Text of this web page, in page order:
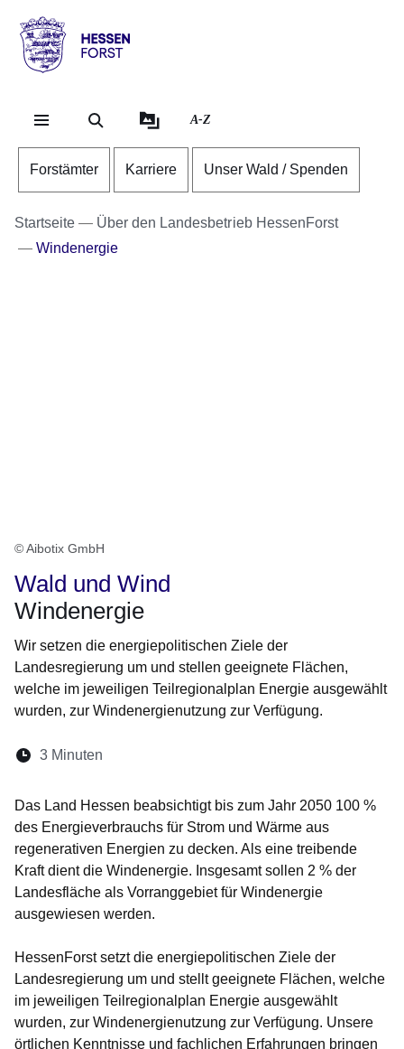
Hessen
Forst
A-Z
Forstämter Karriere Unser Wald / Spenden
Startseite
Über den Landesbetrieb HessenForst
Windenergie
© Aibotix GmbH
Wald und Wind
Windenergie
Wir setzen die energiepolitischen Ziele der
Landesregierung um und stellen geeignete Flächen,
welche im jeweiligen Teilregionalplan Energie ausgewählt
wurden, zur Windenergienutzung zur Verfügung.
Lesedauer:
3 Minuten
Das Land Hessen beabsichtigt bis zum Jahr 2050 100 %
des Energieverbrauchs für Strom und Wärme aus
regenerativen Energien zu decken. Als eine treibende
Kraft dient die Windenergie. Insgesamt sollen 2 % der
Landesfläche als Vorranggebiet für Windenergie
ausgewiesen werden.
HessenForst setzt die energiepolitischen Ziele der
Landesregierung um und stellt geeignete Flächen, welche
im jeweiligen Teilregionalplan Energie ausgewählt
wurden, zur Windenergienutzung zur Verfügung. Unsere
örtlichen Kenntnisse und fachlichen Erfahrungen bringen